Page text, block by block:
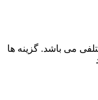
می باشد. گزینه ها